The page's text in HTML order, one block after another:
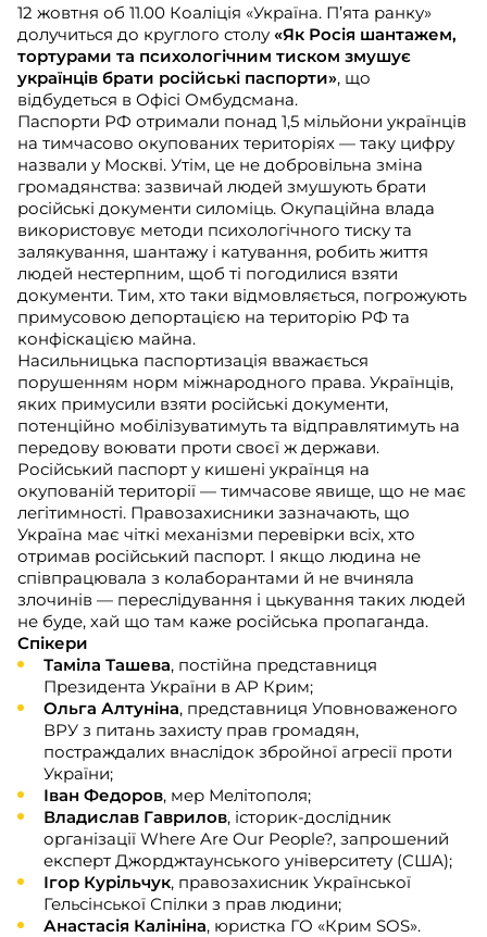
12 жовтня об 11.00 Коаліція «Україна. П’ята ранку»
долучиться до круглого столу «Як Росія шантажем,
тортурами та психологічним тиском змушує
українців брати російські паспорти», що
відбудеться в Офісі Омбудсмана.
Паспорти РФ отримали понад 1,5 мільйони українців
на тимчасово окупованих територіях — таку цифру
назвали у Москві. Утім, це не добровільна зміна
громадянства: зазвичай людей змушують брати
російські документи силоміць. Окупаційна влада
використовує методи психологічного тиску та
залякування, шантажу і катування, робить життя
людей нестерпним, щоб ті погодилися взяти
документи. Тим, хто таки відмовляється, погрожують
примусовою депортацією на територію РФ та
конфіскацією майна.
Насильницька паспортизація вважається
порушенням норм міжнародного права. Українців,
яких примусили взяти російські документи,
потенційно мобілізуватимуть та відправлятимуть на
передову воювати проти своєї ж держави.
Російський паспорт у кишені українця на
окупованій території — тимчасове явище, що не має
легітимності. Правозахисники зазначають, що
Україна має чіткі механізми перевірки всіх, хто
отримав російський паспорт. І якщо людина не
співпрацювала з колаборантами й не вчиняла
злочинів — переслідування і цькування таких людей
не буде, хай що там каже російська пропаганда.
Спікери
Таміла Ташева, постійна представниця
Президента України в АР Крим;
Ольга Алтуніна, представниця Уповноваженого
ВРУ з питань захисту прав громадян,
постраждалих внаслідок збройної агресії проти
України;
Іван Федоров, мер Мелітополя;
Владислав Гаврилов, історик-дослідник
організації Where Are Our People?, запрошений
експерт Джорджтаунського університету (США);
Ігор Курільчук, правозахисник Української
Гельсінської Спілки з прав людини;
Анастасія Калініна, юристка ГО «Крим SOS».